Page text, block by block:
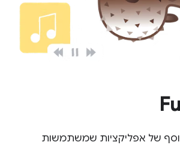
של אפליקציות שמשתמשות